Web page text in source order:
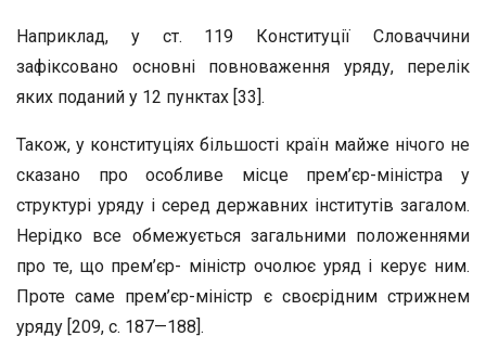
Наприклад, у ст. 119 Конституції Словаччини
зафіксовано основні повноваження уряду, перелік
яких поданий у 12 пунктах [33].
Також, у конституціях більшості країн майже нічого не
сказано про особливе місце прем’єр-міністра у
структурі уряду і серед державних інститутів загалом.
Нерідко все обмежується загальними положеннями
про те, що прем’єр- міністр очолює уряд і керує ним.
Проте саме прем’єр-міністр є своєрідним стрижнем
уряду [209, с. 187—188].